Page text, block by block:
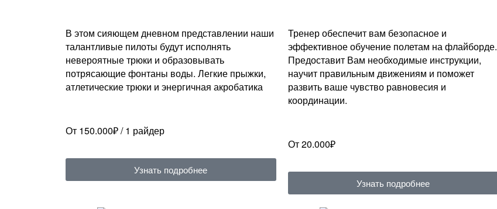
В этом сияющем дневном представлении наши
талантливые пилоты будут исполнять
невероятные трюки и образовывать
потрясающие фонтаны воды. Легкие прыжки,
атлетические трюки и энергичная акробатика
От 150.000₽ / 1 райдер
Узнать подробнее
Тренер обеспечит вам безопасное и
эффективное обучение полетам на флайборде.
Предоставит Вам необходимые инструкции,
научит правильным движениям и поможет
развить ваше чувство равновесия и
координации.
От 20.000₽
Узнать подробнее